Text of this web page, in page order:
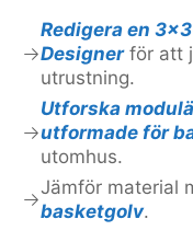
Redigera en
Designerför att
utrustning.
Utforska
utformade för
utomhus.
Jämför material
basketgolv.